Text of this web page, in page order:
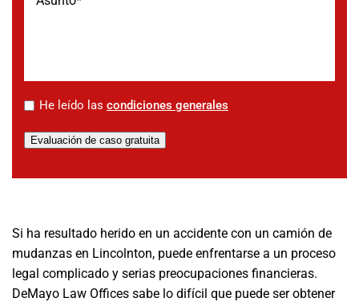
* He leído las condiciones generales
Evaluación de caso gratuita
Si ha resultado herido en un accidente con un camión de
mudanzas en Lincolnton, puede enfrentarse a un proceso
legal complicado y serias preocupaciones financieras.
DeMayo Law Offices sabe lo difícil que puede ser obtener